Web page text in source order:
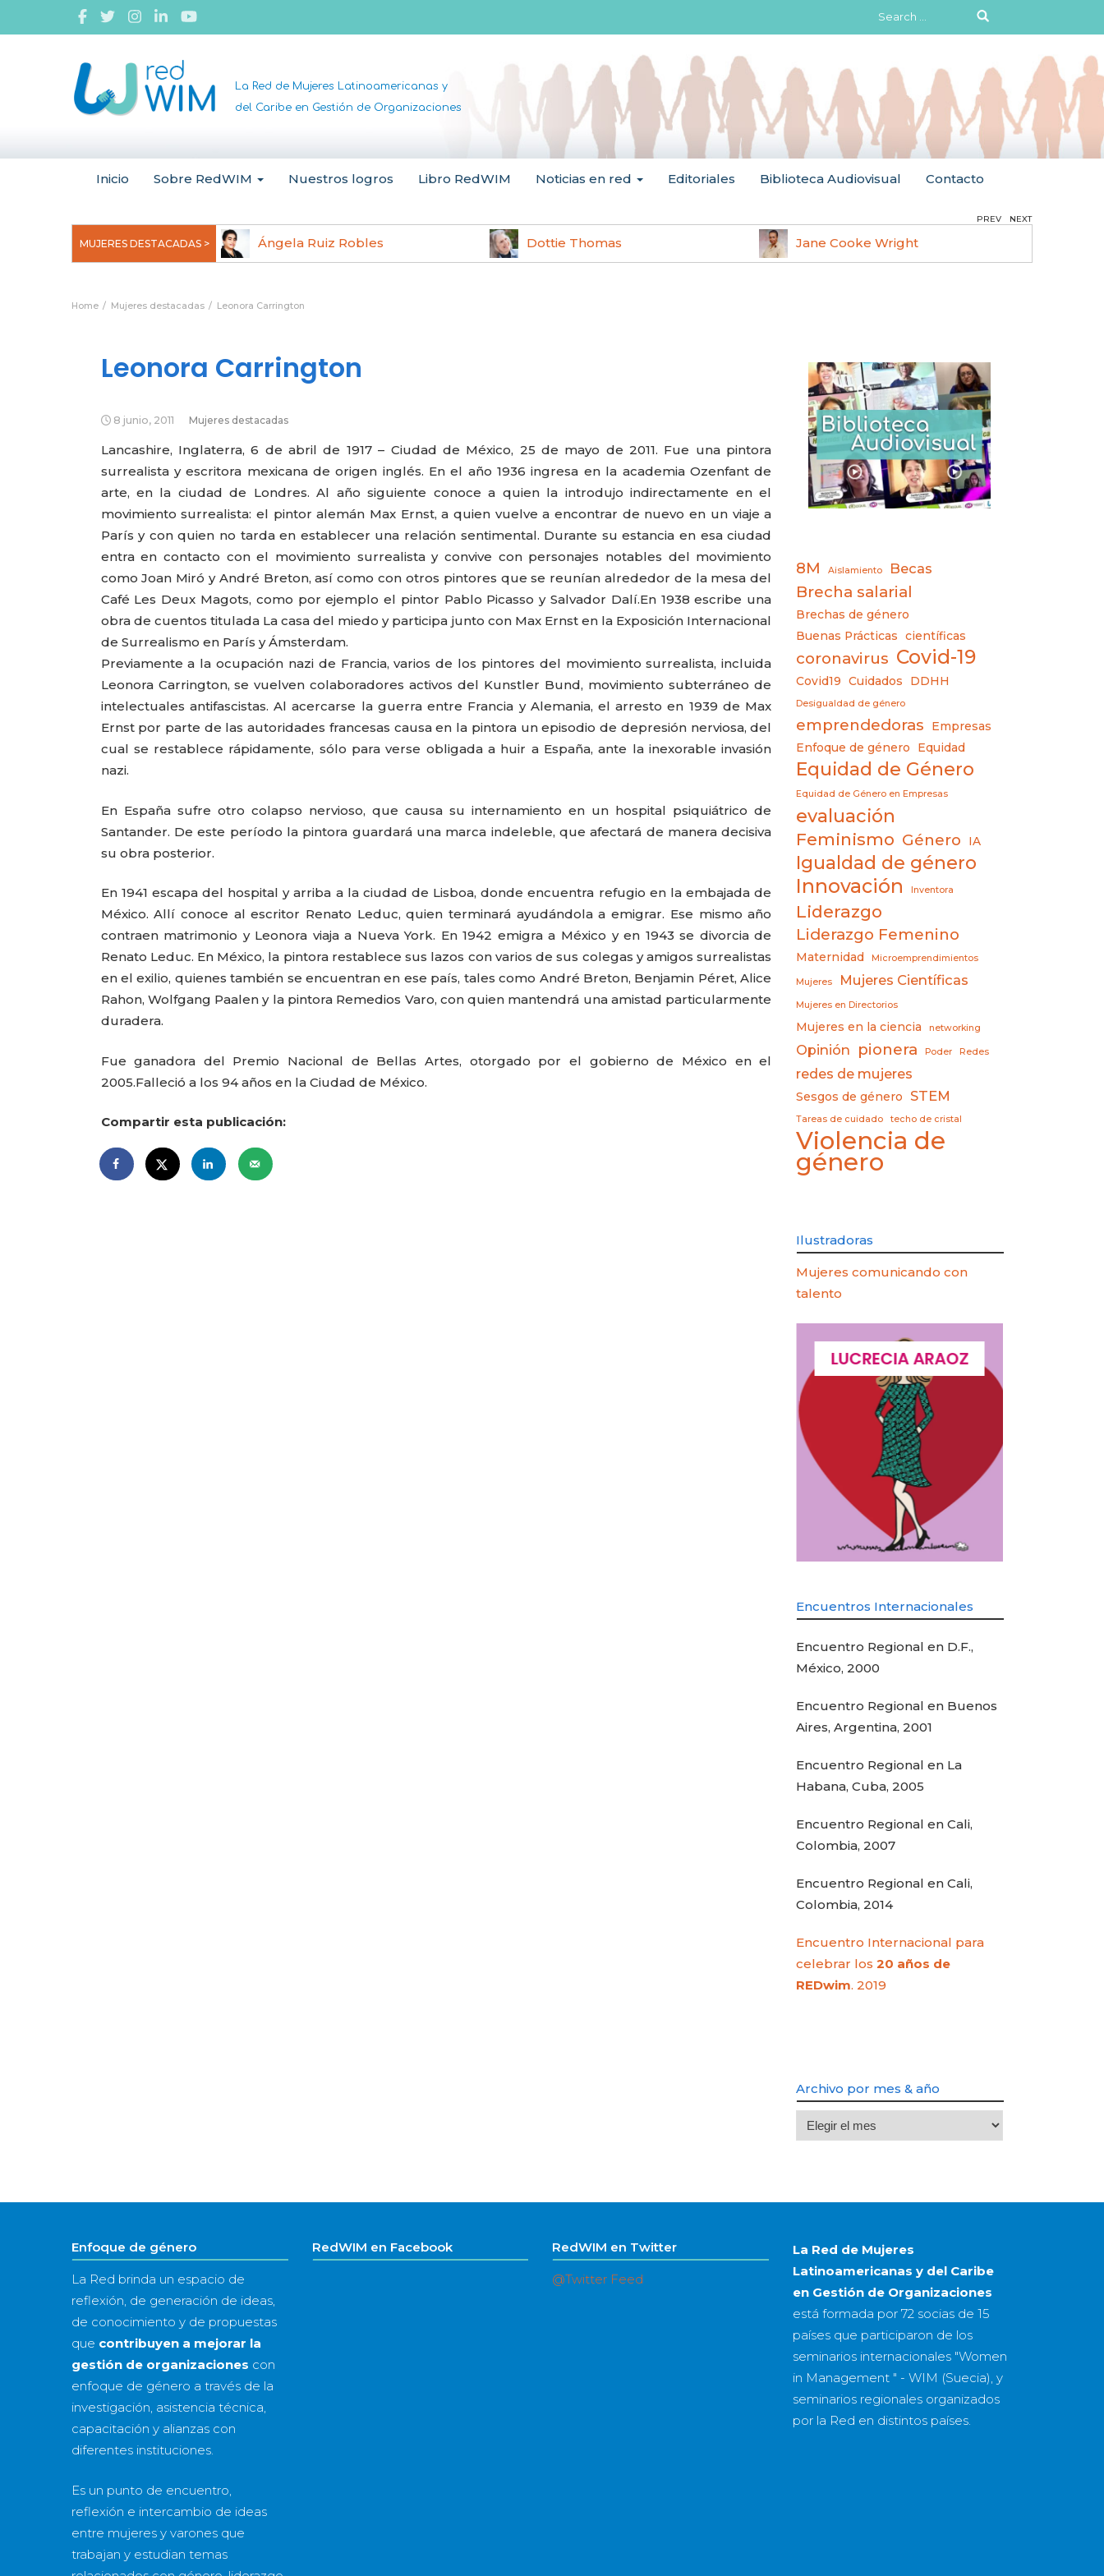
Search
for:
La Red de Mujeres Latinoamericanas y
del Caribe en Gestión de Organizaciones
Inicio Sobre RedWIM Nuestros logros Libro RedWIM Noticias en red Editoriales Biblioteca Audiovisual Contacto
MUJERES DESTACADAS >
Uchegbu, pionera en
Ángela Ruiz Robles Dottie Thomas Jane Cooke Wright
PREV NEXT
Home Mujeres destacadas Leonora Carrington
Leonora Carrington
8 junio, 2011 Mujeres destacadas
Lancashire, Inglaterra, 6 de abril de 1917 – Ciudad de México, 25 de mayo de 2011. Fue una pintora
surrealista y escritora mexicana de origen inglés. En el año 1936 ingresa en la academia Ozenfant de
arte, en la ciudad de Londres. Al año siguiente conoce a quien la introdujo indirectamente en el
movimiento surrealista: el pintor alemán Max Ernst, a quien vuelve a encontrar de nuevo en un viaje a
París y con quien no tarda en establecer una relación sentimental. Durante su estancia en esa ciudad
entra en contacto con el movimiento surrealista y convive con personajes notables del movimiento
como Joan Miró y André Breton, así como con otros pintores que se reunían alrededor de la mesa del
Café Les Deux Magots, como por ejemplo el pintor Pablo Picasso y Salvador Dalí.En 1938 escribe una
obra de cuentos titulada La casa del miedo y participa junto con Max Ernst en la Exposición Internacional
de Surrealismo en París y Ámsterdam.
Previamente a la ocupación nazi de Francia, varios de los pintores del movimiento surrealista, incluida
Leonora Carrington, se vuelven colaboradores activos del Kunstler Bund, movimiento subterráneo de
intelectuales antifascistas. Al acercarse la guerra entre Francia y Alemania, el arresto en 1939 de Max
Ernst por parte de las autoridades francesas causa en la pintora un episodio de depresión nerviosa, del
cual se restablece rápidamente, sólo para verse obligada a huir a España, ante la inexorable invasión
nazi.
En España sufre otro colapso nervioso, que causa su internamiento en un hospital psiquiátrico de
Santander. De este período la pintora guardará una marca indeleble, que afectará de manera decisiva
su obra posterior.
En 1941 escapa del hospital y arriba a la ciudad de Lisboa, donde encuentra refugio en la embajada de
México. Allí conoce al escritor Renato Leduc, quien terminará ayudándola a emigrar. Ese mismo año
contraen matrimonio y Leonora viaja a Nueva York. En 1942 emigra a México y en 1943 se divorcia de
Renato Leduc. En México, la pintora restablece sus lazos con varios de sus colegas y amigos surrealistas
en el exilio, quienes también se encuentran en ese país, tales como André Breton, Benjamin Péret, Alice
Rahon, Wolfgang Paalen y la pintora Remedios Varo, con quien mantendrá una amistad particularmente
duradera.
Fue ganadora del Premio Nacional de Bellas Artes, otorgado por el gobierno de México en el
2005.Falleció a los 94 años en la Ciudad de México.
Compartir esta publicación:
8M Aislamiento Becas
Brecha salarial
Brechas de género
Buenas Prácticas
científicas
coronavirus Covid-19
Covid19 Cuidados DDHH
Desigualdad de género
emprendedoras
Empresas
Enfoque de género
Equidad
Equidad de Género
Equidad de Género en Empresas
evaluación
Feminismo Género IA
Igualdad de género
Innovación Inventora
Liderazgo
Liderazgo Femenino
Maternidad Microemprendimientos
Mujeres Mujeres Científicas
Mujeres en Directorios
Mujeres en la ciencia networking
Opinión pionera Poder Redes
redes de mujeres
Sesgos de género STEM
Tareas de cuidado techo de cristal
Violencia de
género
Ilustradoras
Mujeres comunicando con
talento
LUCRECIA ARAOZ
Encuentros Internacionales
Encuentro Regional en D.F.,
México, 2000
Encuentro Regional en Buenos
Aires, Argentina, 2001
Encuentro Regional en La
Habana, Cuba, 2005
Encuentro Regional en Cali,
Colombia, 2007
Encuentro Regional en Cali,
Colombia, 2014
Encuentro Internacional para
celebrar los20 años de
REDwim. 2019
Archivo por mes & año
Archivo
por
año
Enfoque de género
La Red brinda un espacio de
reflexión, de generación de ideas,
de conocimiento y de propuestas
que contribuyen a mejorar la
gestión de organizaciones con
enfoque de género a través de la
investigación, asistencia técnica,
capacitación y alianzas con
diferentes instituciones.
Es un punto de encuentro,
reflexión e intercambio de ideas
entre mujeres y varones que
trabajan y estudian temas
RedWIM en Facebook RedWIM en Twitter
@Twitter Feed
La Red de Mujeres
Latinoamericanas y del Caribe
en Gestión de Organizaciones
está formada por 72 sociasde 15
paísesque participaron de los
seminarios internacionales "Women
in Management " - WIM (Suecia), y
seminarios regionales organizados
por la Red en distintos países.